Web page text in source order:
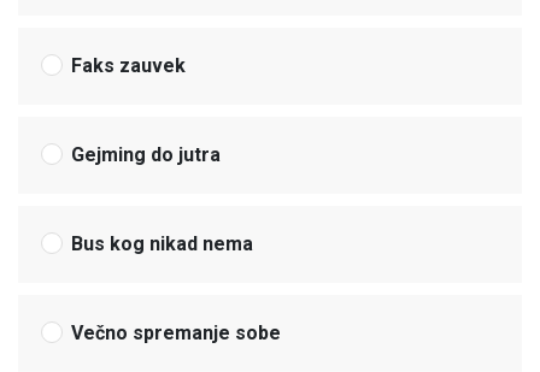
Faks zauvek
Gejming do jutra
Bus kog nikad nema
Večno spremanje sobe